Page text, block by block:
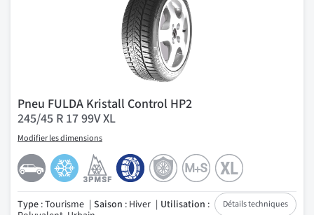
Pneu FULDA Kristall Control HP2
245/45 R 17 99V XL
Modifier les dimensions
Détails techniques
Type : Tourisme Saison : Hiver Utilisation :